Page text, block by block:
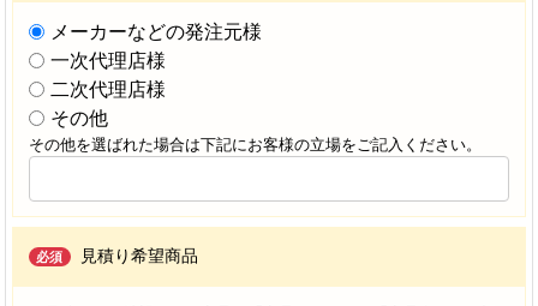
メーカーなどの発注元様
一次代理店様
二次代理店様
その他
その他を選ばれた場合は下記にお客様の立場をご記入ください。
必須 見積り希望商品